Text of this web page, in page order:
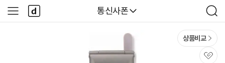
다나와
통신사폰
검
색
사
이
다
나
와
상품비교